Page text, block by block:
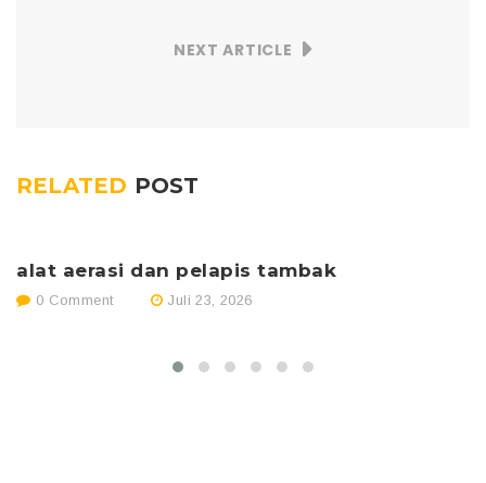
NEXT ARTICLE
RELATED POST
alat aerasi dan pelapis tambak
0 Comment Juli 23, 2026